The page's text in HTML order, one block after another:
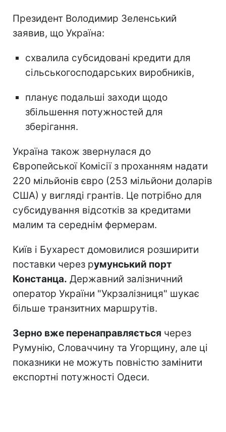
Президент Володимир Зеленський
заявив, що Україна:
схвалила субсидовані кредити для
сільськогосподарських виробників,
планує подальші заходи щодо
збільшення потужностей для
зберігання.
Україна також звернулася до
Європейської Комісії з проханням надати
220 мільйонів євро (253 мільйони доларів
США) у вигляді грантів. Це потрібно для
субсидування відсотків за кредитами
малим та середнім фермерам.
Київ і Бухарест домовилися розширити
поставки через румунський порт
Констанца. Державний залізничний
оператор України "Укрзалізниця" шукає
більше транзитних маршрутів.
Зерно вже перенаправляється через
Румунію, Словаччину та Угорщину, але ці
показники не можуть повністю замінити
експортні потужності Одеси.